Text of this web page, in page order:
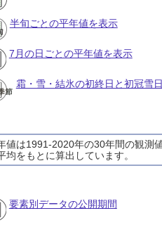
半旬ごとの平年値を表示
7月の日ごとの平年値を表示
霜・雪・結氷の初終日と初冠雪
値は1991-2020年の30年間の観測
均をもとに算出しています。
要素別データの公開期間